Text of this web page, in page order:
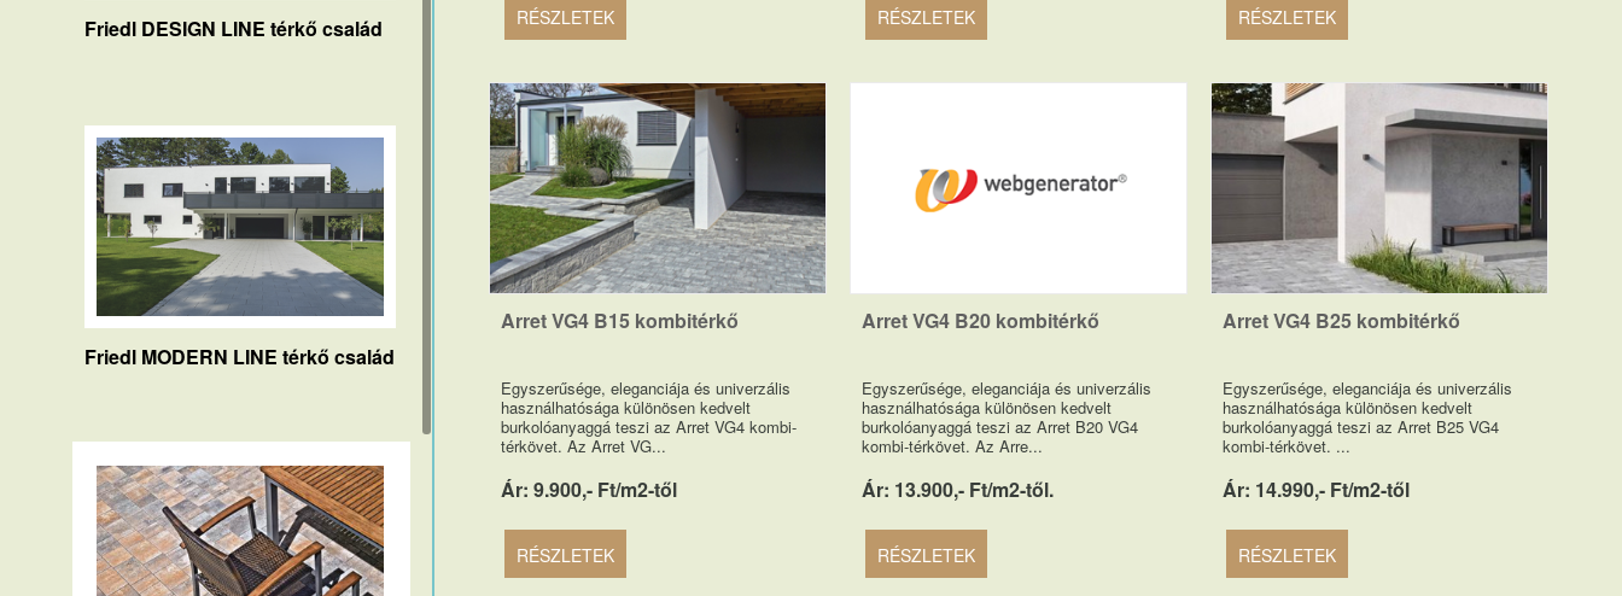
Friedl DESIGN LINE térkő család
Friedl MODERN LINE térkő család
RÉSZLETEK RÉSZLETEK RÉSZLETEK
Arret VG4 B15 kombitérkő
Egyszerűsége, eleganciája és univerzális
használhatósága különösen kedvelt
burkolóanyaggá teszi az Arret VG4 kombi-
térkövet. Az Arret VG...
Ár: 9.900,- Ft/m2-től
RÉSZLETEK
Arret VG4 B20 kombitérkő
Egyszerűsége, eleganciája és univerzális
használhatósága különösen kedvelt
burkolóanyaggá teszi az Arret B20 VG4
kombi-térkövet. Az Arre...
Ár: 13.900,- Ft/m2-től.
RÉSZLETEK
Arret VG4 B25 kombitérkő
Egyszerűsége, eleganciája és univerzális
használhatósága különösen kedvelt
burkolóanyaggá teszi az Arret B25 VG4
kombi-térkövet. ...
Ár: 14.990,- Ft/m2-től
RÉSZLETEK